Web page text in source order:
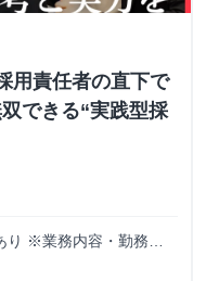
用責任者の直下で
できる“実践型採
※業務内容・勤務状